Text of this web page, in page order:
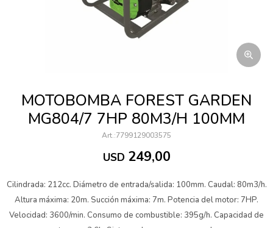
MOTOBOMBA FOREST GARDEN
MG804/7 7HP 80M3/H 100MM
7799129003575
USD 249,00
Cilindrada: 212cc. Diámetro de entrada/salida: 100mm. Caudal: 80m3/h.
Altura máxima: 20m. Succión máxima: 7m. Potencia del motor: 7HP.
Velocidad: 3600/min. Consumo de combustible: 395g/h. Capacidad de